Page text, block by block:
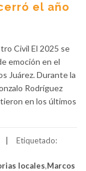
el año
Civil El 2025 se
emoción en el
Juárez. Durante la
Rodríguez
en los últimos
Etiquetado:
locales,Marcos